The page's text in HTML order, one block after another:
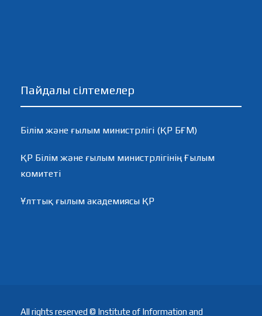
Пайдалы сілтемелер
Білім және ғылым министрлігі (ҚР БҒМ)
ҚР Білім және ғылым министрлігінің Ғылым
комитеті
Ұлттық ғылым академиясы ҚР
All rights reserved © Institute of Information and